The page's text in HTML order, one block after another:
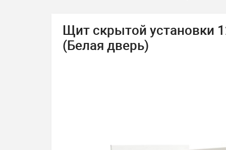
Щит скрытой установки
(Белая дверь)